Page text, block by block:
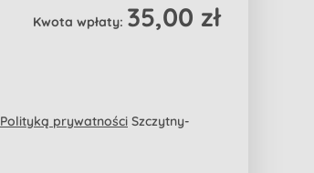
Kwota wpłaty: 35,00 zł
Polityką prywatności Szczytny-